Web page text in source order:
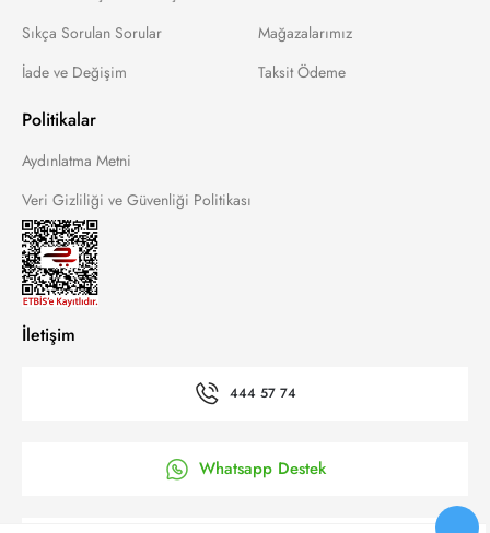
Sıkça Sorulan Sorular
İade ve Değişim
Mağazalarımız
Taksit Ödeme
Politikalar
Aydınlatma Metni
Veri Gizliliği ve Güvenliği Politikası
İletişim
444 57 74
Whatsapp Destek